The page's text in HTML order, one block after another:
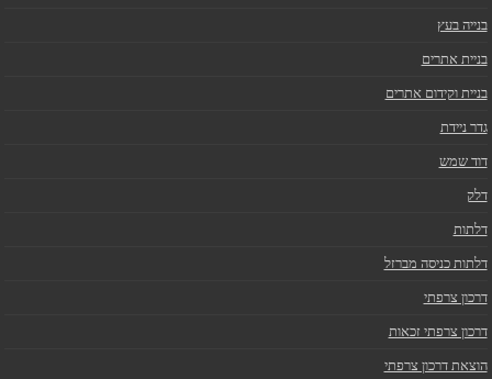
בנייה בעץ
בניית אתרים
בניית וקידום אתרים
גדר ניידת
דוד שמש
דלק
דלתות
דלתות כניסה מברזל
דרכון צרפתי
דרכון צרפתי זכאות
הוצאת דרכון צרפתי